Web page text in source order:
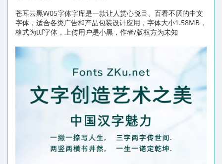
苍耳云黑W05字体字库是一款让人赏心悦目、百看不厌的中文
字体，适合各类广告和产品包装设计应用，字体大小1.58MB，
格式为ttf字体，上传用户是小黑，作者/版权方为未知